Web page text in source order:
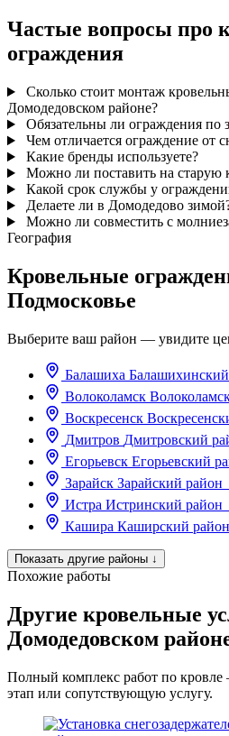
Частые вопросы про
ограждения
Сколько стоит монтаж
Домодедовском районе?
Обязательны ли ограждения по
Чем отличается ограждение от
Какие бренды используете?
Можно ли поставить на старую
Какой срок службы у
Делаете ли в Домодедово
Можно ли совместить с
География
Кровельные
Подмосковье
Выберите ваш район — увидите
Балашиха
Волоколамск
Воскресенск
Дмитров Дмитровский
Егорьевск Егорьевский
Зарайск Зарайский район
Истра Истринский район
Кашира Каширский район
Показать другие районы ↓
Похожие работы
Другие кровельные
Домодедовском
Полный комплекс работ по
этап или сопутствующую услугу.